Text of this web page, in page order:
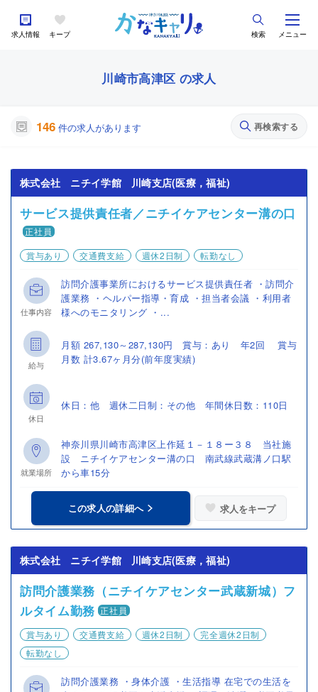
求人情報 キープ 検索 メニュー
川崎市高津区 の求人
146 件の求人があります 再検索する
株式会社 ニチイ学館 川崎支店(医療，福祉)
サービス提供責任者／ニチイケアセンター溝の口
正社員
賞与あり
交通費支給 週休2日制 転勤なし
仕事内容
訪問介護事業所におけるサービス提供責任者 ・訪問介
護業務 ・ヘルパー指導・育成 ・担当者会議 ・利用者
様へのモニタリング ・...
給与
月額 267,130～287,130円 賞与：あり 年2回 賞与
月数 計3.67ヶ月分(前年度実績)
休日
休日：他 週休二日制：その他 年間休日数：110日
就業場所
神奈川県川崎市高津区上作延１－１８ー３８ 当社施
設 ニチイケアセンター溝の口 南武線武蔵溝ノ口駅
から車15分
この求人の詳細へ 求人をキープ
株式会社 ニチイ学館 川崎支店(医療，福祉)
訪問介護業務（ニチイケアセンター武蔵新城）フ
ルタイム勤務 正社員
賞与あり
交通費支給 週休2日制
完全週休2日制
転勤なし
訪問介護業務 ・身体介護 ・生活指導 在宅での生活を